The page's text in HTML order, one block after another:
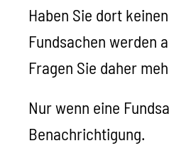
Haben Sie dort
Fundsachen werden
Fragen Sie daher
Nur wenn eine
Benachrichtigung.